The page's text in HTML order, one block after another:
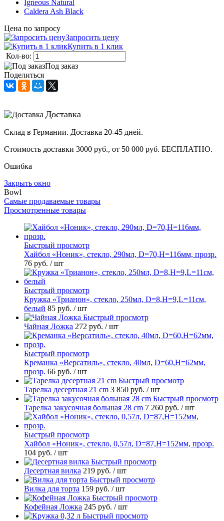
Igneous Natural
Caldera Ash Black
Цена по запросу
Запросить цену
Купить в 1 клик
Кол-во:
Под заказ
Поделиться
Доставка
Склад в Германии. Доставка 20-45 дней.
Стоимость доставки 3000 руб., от 50 000 руб. БЕСПЛАТНО.
Ошибка
Закрыть окно
Bowl
Самые продаваемые товары
Просмотренные товары
Быстрый просмотр
Хайбол «Ноник», стекло, 290мл, D=70,H=116мм, прозр.
76 руб. / шт
Быстрый просмотр
Кружка «Трианон», стекло, 250мл, D=8,H=9,L=11см,
белый 85 руб. / шт
Быстрый просмотр
Чайная Ложка 272 руб. / шт
Быстрый просмотр
Креманка «Версатиль», стекло, 40мл, D=60,H=62мм,
прозр. 66 руб. / шт
Быстрый просмотр
Тарелка десертная 21 cm 3 850 руб. / шт
Быстрый просмотр
Тарелка закусочная большая 28 cm 7 260 руб. / шт
Быстрый просмотр
Хайбол «Ноник», стекло, 0,57л, D=87,H=152мм, прозр.
104 руб. / шт
Быстрый просмотр
Десертная вилка 219 руб. / шт
Быстрый просмотр
Вилка для торта 159 руб. / шт
Быстрый просмотр
Кофейная Ложка 245 руб. / шт
Быстрый просмотр